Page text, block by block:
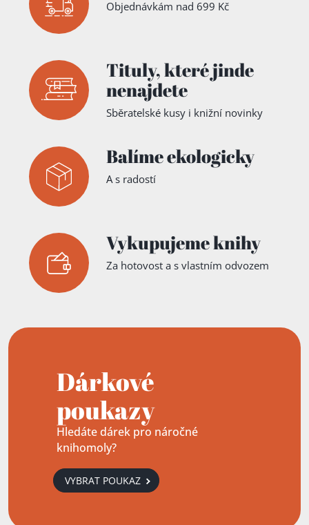
Objednávkám nad 699 Kč
Tituly,které jinde
nenajdete
Sběratelské kusy i knižní novinky
Balíme ekologicky
A s radostí
Vykupujeme knihy
Za hotovost a s vlastním odvozem
Dárkové
poukazy
Hledáte dárek pro náročné
knihomoly?
VYBRAT POUKAZ